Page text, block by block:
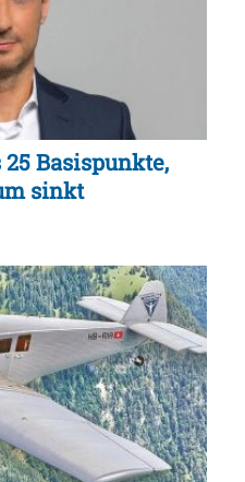
Basispunkte,
sinkt